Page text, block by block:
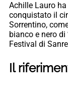
Achille Lauro
conquistato il
Sorrentino,
bianco e nero di
Festival di
Il